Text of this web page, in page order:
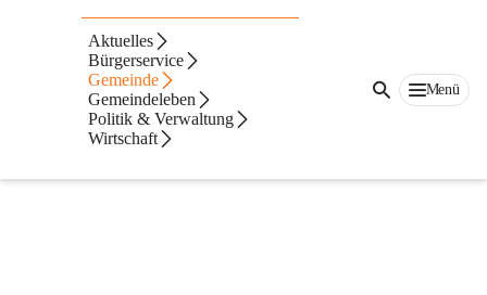
Aktuelles
Bürgerservice
Gemeinde
Gemeindeleben
Politik & Verwaltung
Wirtschaft
Menü
EED III Inventarliste
Energieeffizienzrichtlinie EED III - Inventarliste